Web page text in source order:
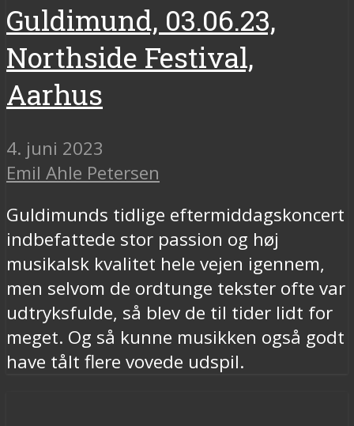
Guldimund, 03.06.23,
Northside Festival,
Aarhus
4. juni 2023
Emil Ahle Petersen
Guldimunds tidlige eftermiddagskoncert
indbefattede stor passion og høj
musikalsk kvalitet hele vejen igennem,
men selvom de ordtunge tekster ofte var
udtryksfulde, så blev de til tider lidt for
meget. Og så kunne musikken også godt
have tålt flere vovede udspil.